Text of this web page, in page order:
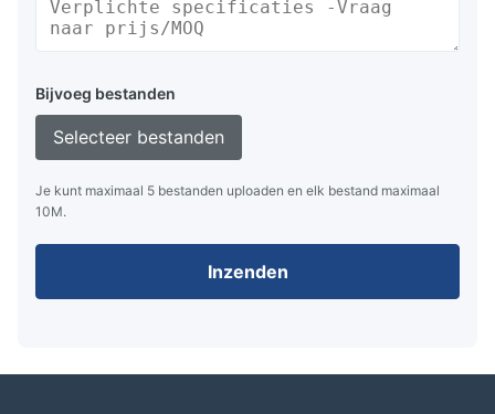
Bijvoeg bestanden
Selecteer bestanden
Je kunt maximaal 5 bestanden uploaden en elk bestand maximaal
10M.
Inzenden